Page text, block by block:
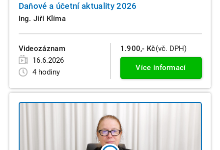
Daňové a účetní aktuality 2026
Ing. Jiří Klíma
Videozáznam
16.6.2026
4 hodiny
1.900,- Kč(vč. DPH)
Více informací